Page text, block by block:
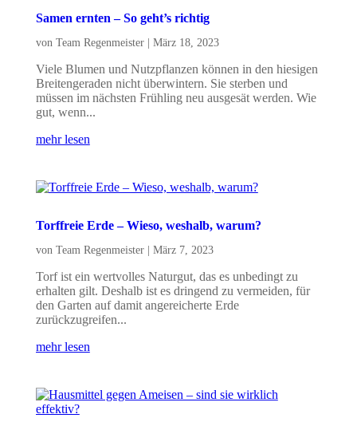
Samen ernten – So geht’s richtig
von Team Regenmeister| März 18, 2023
Viele Blumen und Nutzpflanzen können in den hiesigen
Breitengeraden nicht überwintern. Sie sterben und
müssen im nächsten Frühling neu ausgesät werden. Wie
gut, wenn...
mehr lesen
Torffreie Erde – Wieso, weshalb, warum?
von Team Regenmeister| März 7, 2023
Torf ist ein wertvolles Naturgut, das es unbedingt zu
erhalten gilt. Deshalb ist es dringend zu vermeiden, für
den Garten auf damit angereicherte Erde
zurückzugreifen...
mehr lesen